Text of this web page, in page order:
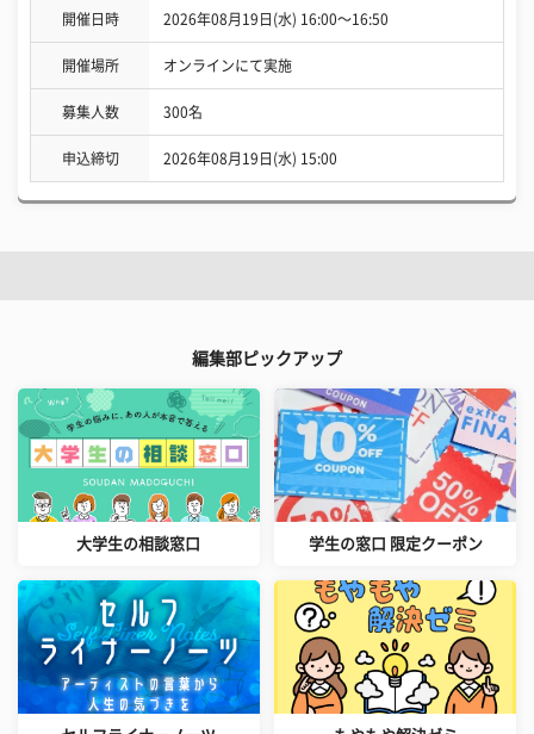
開催日時 2026年08月19日(水) 16:00〜16:50
開催場所 オンラインにて実施
募集人数 300名
申込締切 2026年08月19日(水) 15:00
編集部ピックアップ
大学生の相談窓口 学生の窓口 限定クーポン